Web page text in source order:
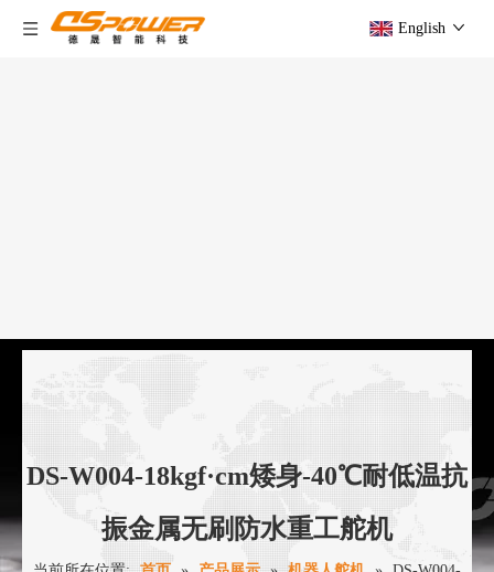
English
DS-W004-18kgf·cm矮身-40℃耐低温抗
振金属无刷防水重工舵机